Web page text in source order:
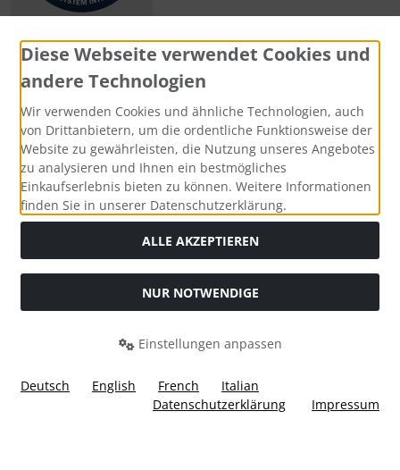
Zahlungsmethoden
Social Media
Widerrufsformular
Diese Webseite verwendet Cookies und
andere Technologien
Wir verwenden Cookies und ähnliche Technologien, auch
von Drittanbietern, um die ordentliche Funktionsweise der
Website zu gewährleisten, die Nutzung unseres Angebotes
zu analysieren und Ihnen ein bestmögliches
Einkaufserlebnis bieten zu können. Weitere Informationen
finden Sie in unserer Datenschutzerklärung.
ALLE AKZEPTIEREN
NUR NOTWENDIGE
Einstellungen anpassen
Deutsch English French
Italian
Datenschutzerklärung
Impressum